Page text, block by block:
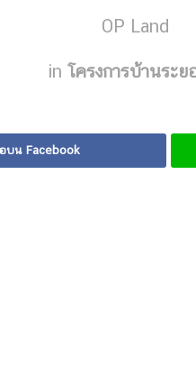
OP Land
in โครงการบ้านระย
บน Facebook